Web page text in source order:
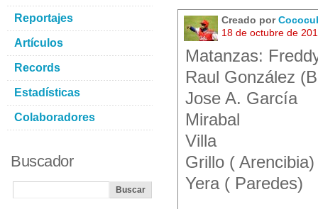
Creado por
18 de octubre de
Matanzas:
Raul González
Jose A. García
Mirabal
Villa
Grillo ( Arencibia)
Yera ( Paredes)
Reportajes
Artículos
Records
Estadísticas
Colaboradores
Buscador